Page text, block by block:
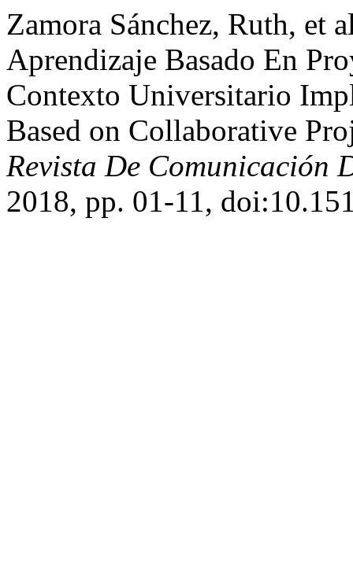
Zamora Sánchez, Ruth, et
Aprendizaje Basado En
Contexto Universitario
Based on Collaborative
Revista De Comunicación
2018, pp. 01-11,